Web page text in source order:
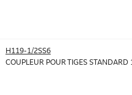
H119-1/2SS6
COUPLEUR POUR TIGES STANDARD